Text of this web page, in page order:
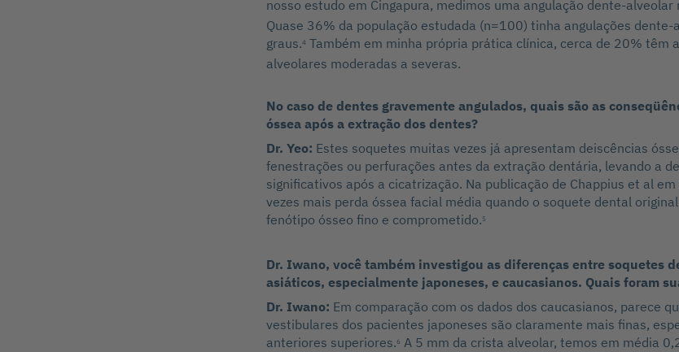
nosso estudo em Cingapura, medimos uma angulação dente-alveolar
Quase 36% da população estudada (n=100) tinha angulações
graus.4 Também em minha própria prática clínica, cerca de 20% têm
alveolares moderadas a severas.
No caso de dentes gravemente angulados, quais são as
óssea após a extração dos dentes?
Dr. Yeo: Estes soquetes muitas vezes já apresentam deiscências
fenestrações ou perfurações antes da extração dentária, levando a
significativos após a cicatrização. Na publicação de Chappius et al
vezes mais perda óssea facial média quando o soquete dental
fenótipo ósseo fino e comprometido. 5
Dr. Iwano, você também investigou as diferenças entre soquetes
asiáticos, especialmente japoneses, e caucasianos. Quais foram
Dr. Iwano: Em comparação com os dados dos caucasianos, parece
vestibulares dos pacientes japoneses são claramente mais finas,
anteriores superiores.6 A 5 mm da crista alveolar, temos em média